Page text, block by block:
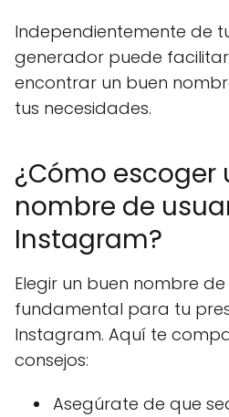
Independientemente de
generador puede
encontrar un buen
tus necesidades.
¿Cómo escoger
nombre de
Instagram?
Elegir un buen nombre
fundamental para tu
Instagram. Aquí te
consejos:
Asegúrate de que